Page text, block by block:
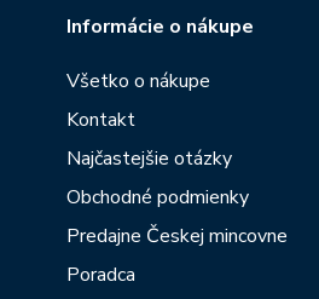
Informácie o nákupe
Všetko o nákupe
Kontakt
Najčastejšie otázky
Obchodné podmienky
Predajne Českej mincovne
Poradca